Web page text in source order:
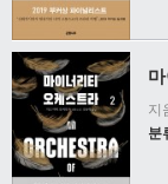
지
분